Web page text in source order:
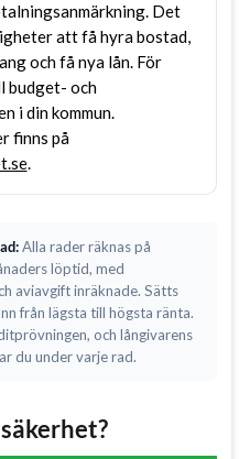
Det
att få hyra bostad,
och få nya lån. För
budget- och
i din kommun.
finns på
.
Alla rader räknas på
löptid, med
aviavgift inräknade. Sätts
från lägsta till högsta ränta.
och långivarens
du under varje rad.